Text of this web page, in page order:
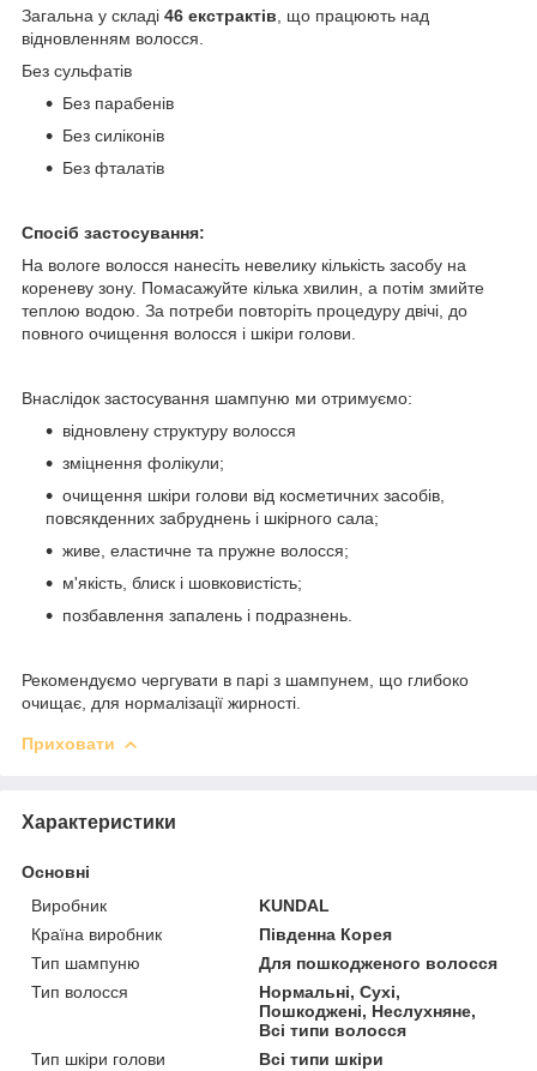
Загальна у складі 46 екстрактів , що працюють над
відновленням волосся.
Без сульфатів
Без парабенів
Без силіконів
Без фталатів
Спосіб застосування:
На вологе волосся нанесіть невелику кількість засобу на
кореневу зону. Помасажуйте кілька хвилин, а потім змийте
теплою водою. За потреби повторіть процедуру двічі, до
повного очищення волосся і шкіри голови.
Внаслідок застосування шампуню ми отримуємо:
відновлену структуру волосся
зміцнення фолікули;
очищення шкіри голови від косметичних засобів,
повсякденних забруднень і шкірного сала;
живе, еластичне та пружне волосся;
м'якість, блиск і шовковистість;
позбавлення запалень і подразнень.
Рекомендуємо чергувати в парі з шампунем, що глибоко
очищає, для нормалізації жирності.
Приховати
Характеристики
Основні
Виробник
KUNDAL
Країна виробник
Південна Корея
Тип шампуню
Для пошкодженого волосся
Тип волосся
Нормальні, Сухі,
Пошкоджені, Неслухняне,
Всі типи волосся
Тип шкіри голови
Всі типи шкіри